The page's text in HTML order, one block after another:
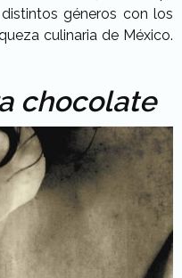
géneros con los
culinaria de México.
chocolate